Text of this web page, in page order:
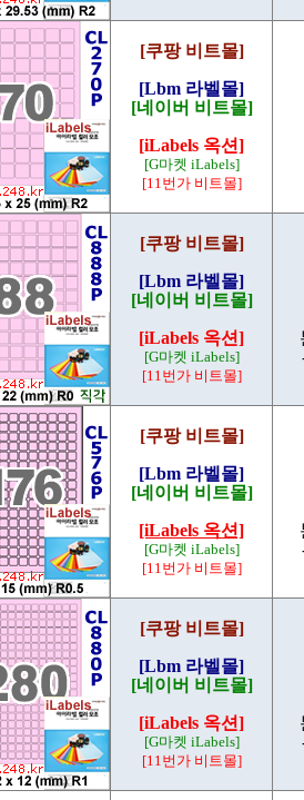
[쿠팡 비트몰]
[Lbm 라벨몰]
[네이버 비트몰]
[iLabels 옥션]
[G마켓 iLabels]
[11번가 비트몰]
[쿠팡 비트몰]
[Lbm 라벨몰]
[네이버 비트몰]
[iLabels 옥션]
[G마켓 iLabels]
[11번가 비트몰]
[쿠팡 비트몰]
[Lbm 라벨몰]
[네이버 비트몰]
[iLabels 옥션]
[G마켓 iLabels]
[11번가 비트몰]
[쿠팡 비트몰]
[Lbm 라벨몰]
[네이버 비트몰]
[iLabels 옥션]
[G마켓 iLabels]
[11번가 비트몰]